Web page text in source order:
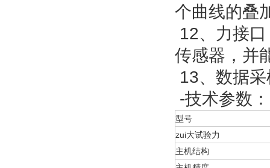
个曲线的叠
12、力接
传感器，并
13、数据
-技术参数：
型号
zui大试验力
主机结构